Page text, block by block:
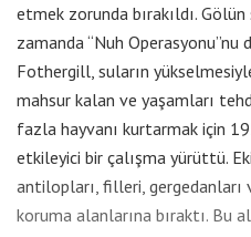
etmek zorunda bırakıldı.
zamanda “Nuh
Fothergill, suların
mahsur kalan ve yaşamları
fazla hayvanı kurtarmak için
etkileyici bir çalışma yürüttü.
antilopları, filleri, gergedanları
koruma alanlarına bıraktı. Bu